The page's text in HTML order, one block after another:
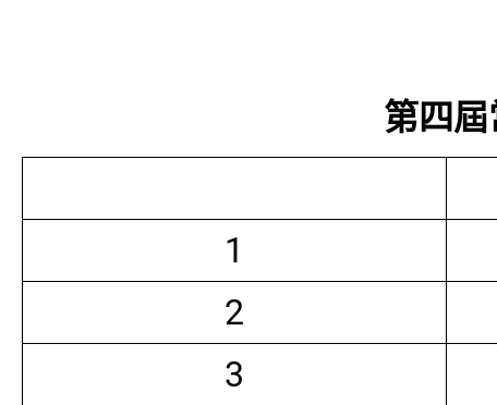
第四
1
2
3